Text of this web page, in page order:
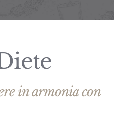
in armonia con